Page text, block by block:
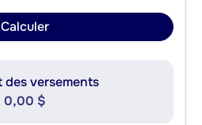
Calculer
des versements
0,00 $